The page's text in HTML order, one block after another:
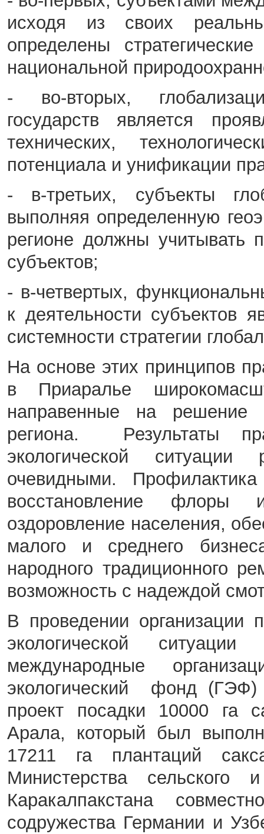
исходя из своих
определены
национальной
- во-вторых,
государств является
технических,
потенциала и унификации
- в-третьих, субъекты
выполняя определенную
регионе должны учитывать
субъектов;
- в-четвертых,
к деятельности субъектов
системности стратегии
На основе этих принципов
в Приаралье
направенные на решение
региона. Результаты
экологической ситуации
очевидными.
восстановление
оздоровление населения,
малого и среднего
народного традиционного
возможность с надеждой
В проведении организации
экологической
международные
экологический фонд (ГЭФ)
проект посадки 10000 га
Арала, который был
17211 га плантаций
Министерства сельского
Каракалпакстана
содружества Германии и